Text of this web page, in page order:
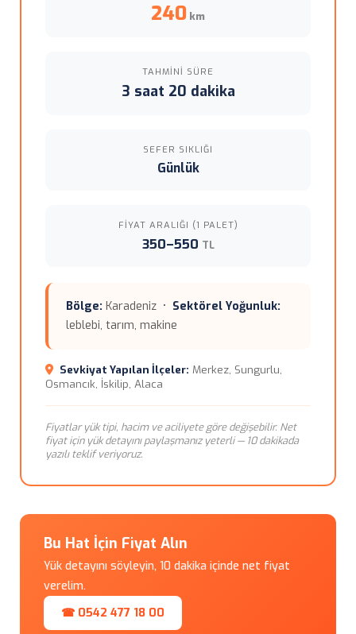
240 km
TAHMINI SÜRE
3 saat 20 dakika
SEFER SIKLIĞI
Günlük
FIYAT ARALIĞI (1 PALET)
350–550 TL
Bölge: Karadeniz • Sektörel Yoğunluk:
leblebi, tarım, makine
Sevkiyat Yapılan İlçeler: Merkez, Sungurlu,
Osmancık, İskilip, Alaca
Fiyatlar yük tipi, hacim ve aciliyete göre değişebilir. Net
fiyat için yük detayını paylaşmanız yeterli — 10 dakikada
yazılı teklif veriyoruz.
Bu Hat İçin Fiyat Alın
Yük detayını söyleyin, 10 dakika içinde net fiyat
verelim.
☎ 0542 477 18 00